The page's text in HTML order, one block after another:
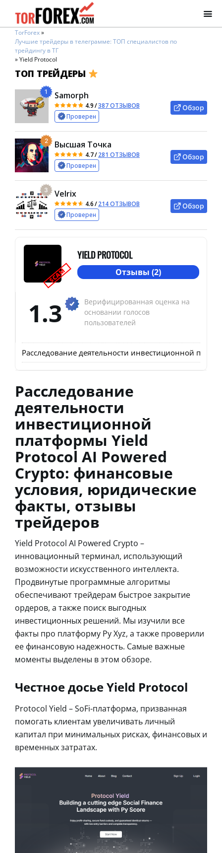
TorForex»
Лучшие трейдеры в телеграмме: ТОП специалистов по
трейдингу в ТГ
»Yield Protocol
ТОП ТРЕЙДЕРЫ
1 Samorph
4.9/387 ОТЗЫВОВ
Проверен
Обзор
2 Высшая Точка
4.7/281 ОТЗЫВОВ
Проверен
Обзор
3 Velrix
4.6/214 ОТЗЫВОВ
Проверен
Обзор
SCAM
YIELD PROTOCOL
Отзывы (2)
1.3
Верифицированная оценка на
основании голосов
пользователей
Расследование деятельности инвестиционной
Расследование
деятельности
инвестиционной
платформы Yield
Protocol AI Powered
Crypto: финансовые
условия, юридические
факты, отзывы
трейдеров
Yield Protocol AI Powered Crypto –
инновационный терминал, использующий
возможности искусственного интеллекта.
Продвинутые программные алгоритмы
обеспечивают трейдерам быстрое закрытие
ордеров, а также поиск выгодных
инвестиционных решений. Мы изучили все
факты про платформу Py Xyz, а также проверили
ее финансовую надежность. Самые важные
моменты выделены в этом обзоре.
Честное досье Yield Protocol
Protocol Yield – SoFi-платформа, призванная
помогать клиентам увеличивать личный
капитал при минимальных рисках, финансовых и
временных затратах.